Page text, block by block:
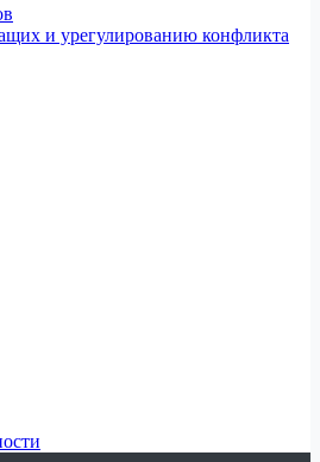
и урегулированию конфликта